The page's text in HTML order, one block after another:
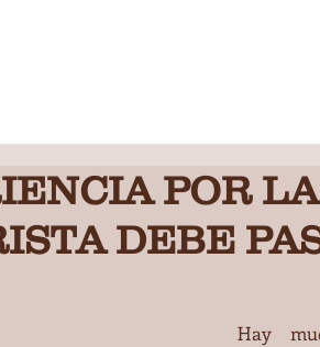
POR
DEBE
Hay